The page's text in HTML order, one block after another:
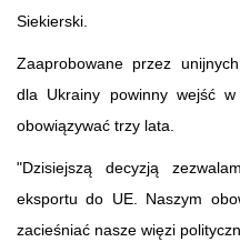
Siekierski.
Zaaprobowane przez
dla Ukrainy powinny wejść
obowiązywać trzy lata.
"Dzisiejszą decyzją
eksportu do UE. Naszym
zacieśniać nasze więzi